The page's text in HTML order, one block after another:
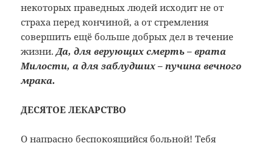
некоторых праведных людей исходит не от
страха перед кончиной, а от стремления
совершить ещё больше добрых дел в течение
жизни.Да, для верующих смерть – врата
Милости, а для заблудших – пучина вечного
мрака.
ДЕСЯТОЕ ЛЕКАРСТВО
О напрасно беспокоящийся больной! Тебя